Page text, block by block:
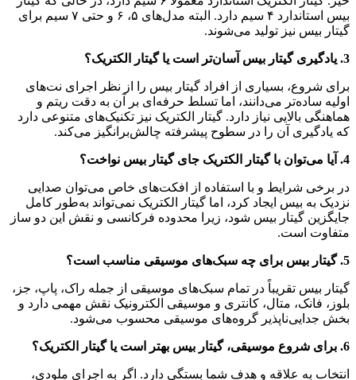
بیس استاندارد ۴ سیم دارد. البته مدل‌های ۵، ۶ و حتی ۷ سیم برای
گیتار بیس نیز تولید می‌شوند.
3. یادگیری گیتار بیس آسان‌تر است یا گیتار الکتریک؟
برای شروع، بسیاری از افراد گیتار بیس را از نظر اجرای نت‌های
اولیه ساده‌تر می‌دانند، اما تسلط حرفه‌ای بر آن به دقت ریتم و
هماهنگی بالایی نیاز دارد. گیتار الکتریک نیز تکنیک‌های متنوعی دارد
که یادگیری آن را در سطوح پیشرفته چالش‌برانگیز می‌کند.
4. آیا می‌توان با گیتار الکتریک جای گیتار بیس نواخت؟
در برخی شرایط و با استفاده از افکت‌های خاص می‌توان صدایی
نزدیک به بیس ایجاد کرد، اما گیتار الکتریک نمی‌تواند به‌طور کامل
جایگزین گیتار بیس شود، زیرا محدوده فرکانسی و نقش این دو ساز
متفاوت است.
5. گیتار بیس برای چه سبک‌های موسیقی مناسب است؟
گیتار بیس تقریباً در تمام سبک‌های موسیقی از جمله راک، پاپ، جز،
بلوز، فانک، متال، کانتری و موسیقی الکترونیک نقش مهمی دارد و
بخش جدایی‌ناپذیر گروه‌های موسیقی محسوب می‌شود.
6. برای شروع موسیقی، گیتار بیس بهتر است یا گیتار الکتریک؟
انتخاب به علاقه و هدف شما بستگی دارد. اگر به اجرای ملودی،